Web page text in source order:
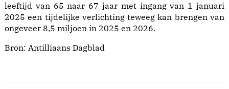
leeftijd van 65 naar 67 jaar met ingang van 1 januari
2025 een tijdelijke verlichting teweeg kan brengen van
ongeveer 8,5 miljoen in 2025 en 2026.
Bron: Antilliaans Dagblad